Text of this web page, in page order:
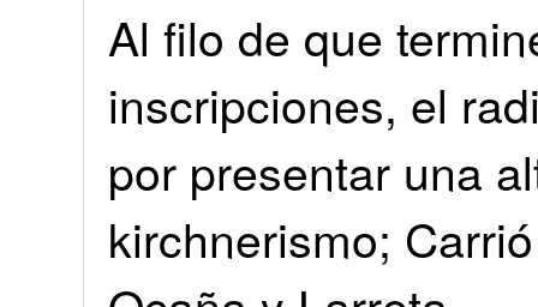
Al filo de que
inscripciones, el
por presentar una
kirchnerismo;